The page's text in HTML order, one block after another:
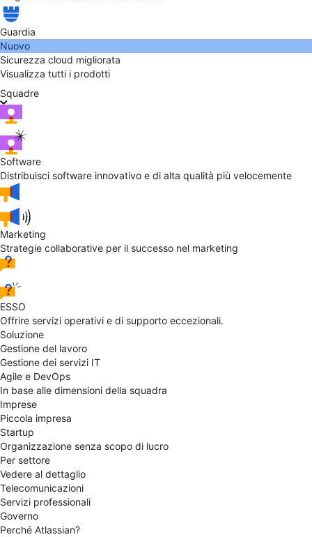
Guardia
Nuovo
Sicurezza cloud migliorata
Visualizza tutti i prodotti
Squadre
Software
Distribuisci software innovativo e di alta qualità più velocemente
Marketing
Strategie collaborative per il successo nel marketing
ESSO
Offrire servizi operativi e di supporto eccezionali.
Soluzione
Gestione del lavoro
Gestione dei servizi IT
Agile e DevOps
In base alle dimensioni della squadra
Imprese
Piccola impresa
Startup
Organizzazione senza scopo di lucro
Per settore
Vedere al dettaglio
Telecomunicazioni
Servizi professionali
Governo
Perché Atlassian?